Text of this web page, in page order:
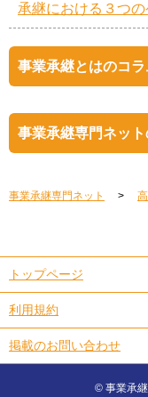
承継における３つ
事業承継とはのコ
事業承継専門ネッ
事業承継専門ネット
トップページ
利用規約
掲載のお問い合わせ
©︎ 事業承